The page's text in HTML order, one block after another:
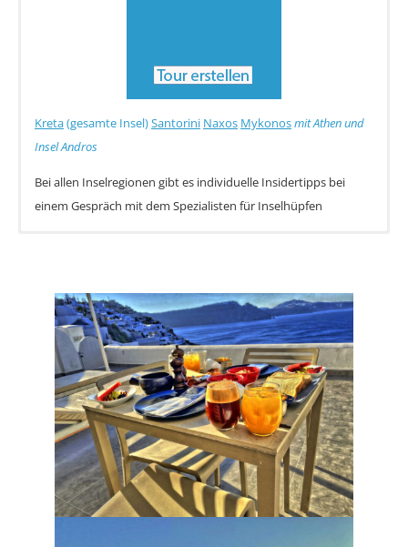
Kreta(gesamte Insel)Santorini Naxos Mykonosmit Athen und
Insel Andros
Bei allen Inselregionen gibt es individuelle Insidertipps bei
einem Gespräch mit dem Spezialisten für Inselhüpfen